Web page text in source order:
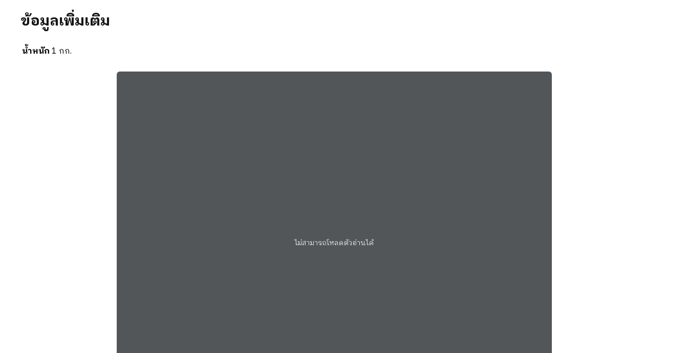
ข้อมูลเพิ่มเติม
น้ำหนัก1 กก.
ไม่สามารถโหลดตัวอ่านได้